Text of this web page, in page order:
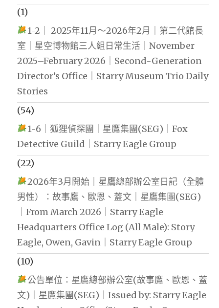
(1)
1-2｜ 2025年11月～2026年2月｜第二代館長
室｜星空博物館三人組日常生活｜November
2025–February 2026｜Second-Generation
Director’s Office｜Starry Museum Trio Daily
Stories
(54)
1-6｜狐狸偵探團｜星鷹集團(SEG)｜Fox
Detective Guild｜Starry Eagle Group
(22)
2026年3月開始｜星鷹總部辦公室日記（全體
男性）：故事鷹、歐恩、蓋文｜星鷹集團(SEG)
｜From March 2026｜Starry Eagle
Headquarters Office Log (All Male): Story
Eagle, Owen, Gavin｜Starry Eagle Group
(10)
公告單位：星鷹總部辦公室(故事鷹、歐恩、蓋
文)｜星鷹集團(SEG)｜Issued by: Starry Eagle